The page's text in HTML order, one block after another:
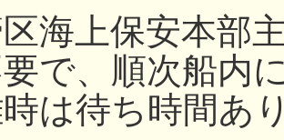
海上保安本部
で、順次船内
は待ち時間あ